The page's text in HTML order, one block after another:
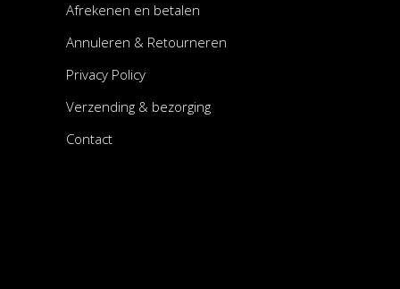
Afrekenen en betalen
Annuleren & Retourneren
Privacy Policy
Verzending & bezorging
Contact